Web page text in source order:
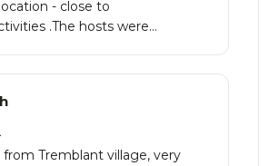
- close to
.The hosts were
Tremblant village, very